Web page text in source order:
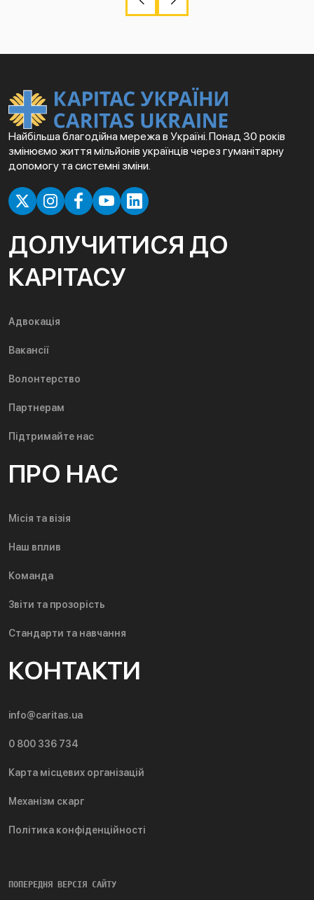
Найбільша благодійна мережа в Україні. Понад 30 років
змінюємо життя мільйонів українців через гуманітарну
допомогу та системні зміни.
ДОЛУЧИТИСЯ ДО
КАРІТАСУ
Адвокація
Вакансії
Волонтерство
Партнерам
Підтримайте нас
ПРО НАС
Місія та візія
Наш вплив
Команда
Звіти та прозорість
Стандарти та навчання
КОНТАКТИ
info@caritas.ua
0 800 336 734
Карта місцевих організацій
Механізм скарг
Політика конфіденційності
ПОПЕРЕДНЯ ВЕРСІЯ САЙТУ